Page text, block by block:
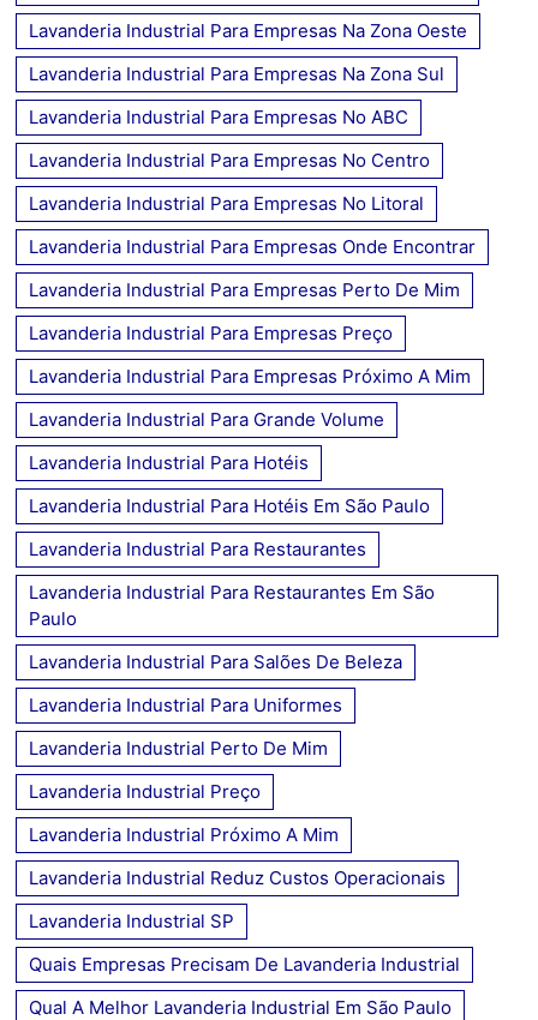
Lavanderia Industrial Para Empresas Na Zona Oeste
Lavanderia Industrial Para Empresas Na Zona Sul
Lavanderia Industrial Para Empresas No ABC
Lavanderia Industrial Para Empresas No Centro
Lavanderia Industrial Para Empresas No Litoral
Lavanderia Industrial Para Empresas Onde Encontrar
Lavanderia Industrial Para Empresas Perto De Mim
Lavanderia Industrial Para Empresas Preço
Lavanderia Industrial Para Empresas Próximo A Mim
Lavanderia Industrial Para Grande Volume
Lavanderia Industrial Para Hotéis
Lavanderia Industrial Para Hotéis Em São Paulo
Lavanderia Industrial Para Restaurantes
Lavanderia Industrial Para Restaurantes Em São
Paulo
Lavanderia Industrial Para Salões De Beleza
Lavanderia Industrial Para Uniformes
Lavanderia Industrial Perto De Mim
Lavanderia Industrial Preço
Lavanderia Industrial Próximo A Mim
Lavanderia Industrial Reduz Custos Operacionais
Lavanderia Industrial SP
Quais Empresas Precisam De Lavanderia Industrial
Qual A Melhor Lavanderia Industrial Em São Paulo